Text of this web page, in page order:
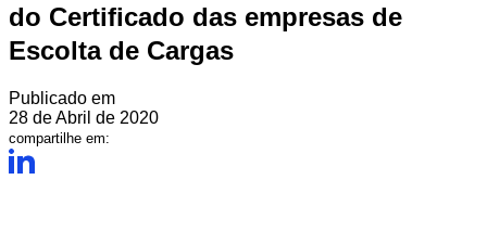
do Certificado das empresas de
Escolta de Cargas
Publicado em
28 de Abril de 2020
compartilhe em: